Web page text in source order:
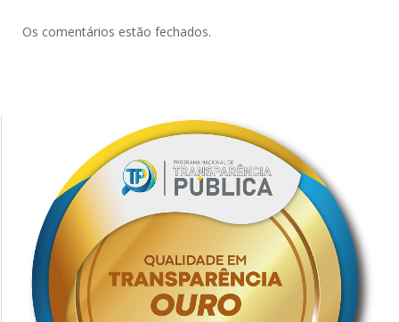
Os comentários estão fechados.